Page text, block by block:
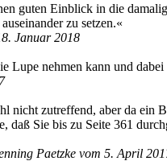
guten Einblick in die
zu setzen.«
Januar 2018
Lupe nehmen kann und
nicht zutreffend, aber da
Sie bis zu Seite 361
Paetzke vom 5. April